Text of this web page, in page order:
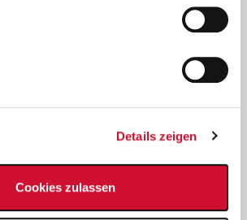
Details zeigen
Cookies zulassen
des AWO Bezirksverbandes Unterfranken